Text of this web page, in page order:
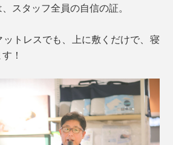
スタッフ全員の自信の証。
ットレスでも、上に敷くだけで、寝
！